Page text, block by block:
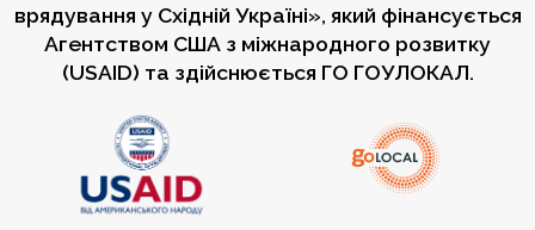
врядування у Східній Україні», який фінансується
Агентством США з міжнародного розвитку
(USAID) та здійснюється ГО ГОУЛОКАЛ.